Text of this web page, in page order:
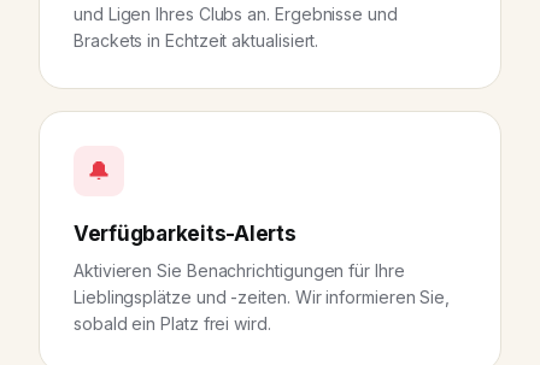
und Ligen Ihres Clubs an. Ergebnisse und
Brackets in Echtzeit aktualisiert.
🔔
Verfügbarkeits-Alerts
Aktivieren Sie Benachrichtigungen für Ihre
Lieblingsplätze und -zeiten. Wir informieren Sie,
sobald ein Platz frei wird.